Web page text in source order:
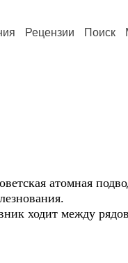
Рецензии Поиск
атомная
ходит между